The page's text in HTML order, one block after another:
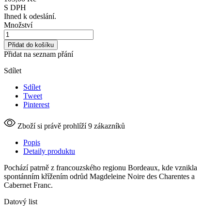
S DPH
Ihned k odeslání.
Množství
Přidat do košíku
Přidat na seznam přání
Sdílet
Sdílet
Tweet
Pinterest
Zboží si právě prohlíží 9 zákazníků
Popis
Detaily produktu
Pochází patrně z francouzského regionu Bordeaux, kde vznikla
spontánním křížením odrůd Magdeleine Noire des Charentes a
Cabernet Franc.
Datový list